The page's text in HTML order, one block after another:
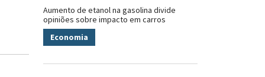
Aumento de etanol na gasolina divide
opiniões sobre impacto em carros
Economia